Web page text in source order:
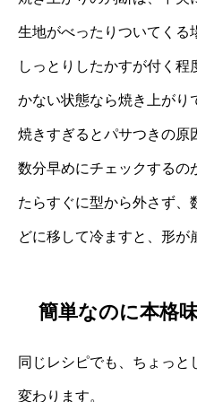
生地がべったりついてくる
しっとりしたかすが付く
かない状態なら焼き上がり
焼きすぎるとパサつきの原
数分早めにチェックするの
たらすぐに型から外さず、
どに移して冷ますと、形が
簡単なのに本格
同じレシピでも、ちょっと
変わります。